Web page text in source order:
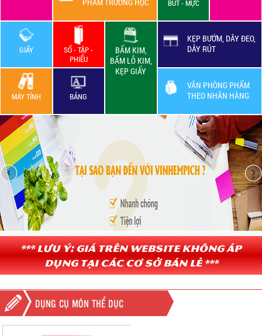
BÚT - MỰC
GIẤY
SỔ - TẬP -
PHIẾU
BẤM KIM,
BẤM LỖ KIM,
KẸP GIẤY
KẸP BƯỚM, DÂY ĐEO,
DÂY RÚT
VĂN PHÒNG PHẨM
THEO NHÃN HÀNG
MÁY TÍNH BẢNG
*** Lưu ý: Giá trên website không áp
dụng tại các cơ sở bán lẻ ***
DỤNG CỤ MÔN THỂ DỤC